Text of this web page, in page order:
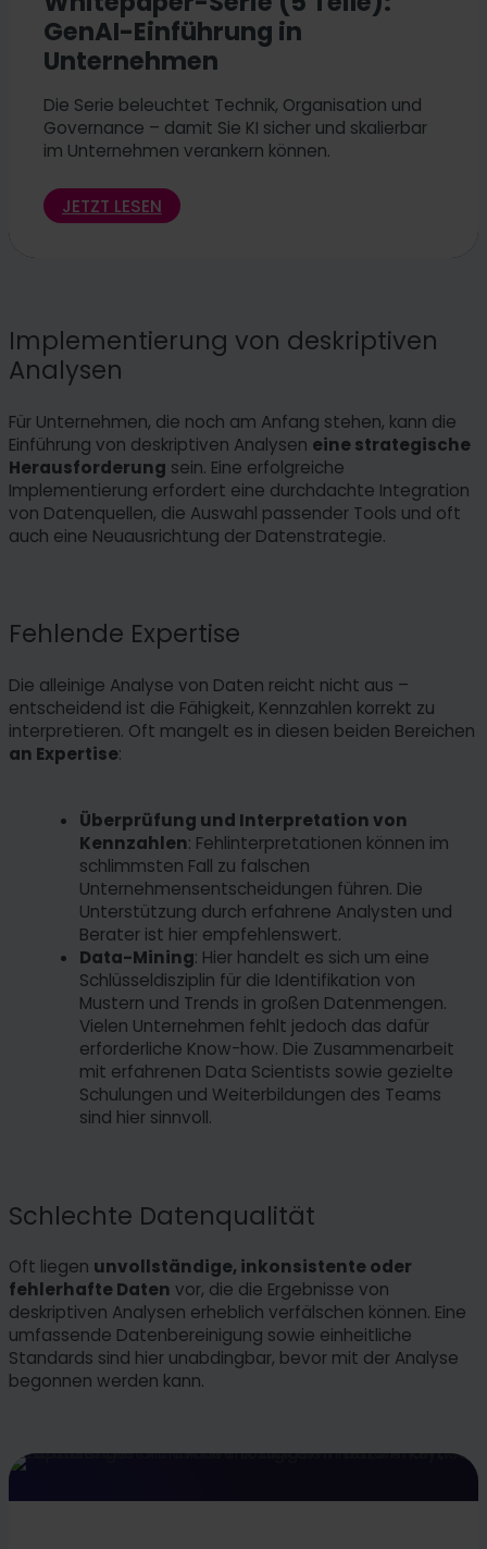
GenAI-Einführung in
Unternehmen
Die Serie beleuchtet Technik, Organisation und
Governance – damit Sie KI sicher und skalierbar
im Unternehmen verankern können.
JETZT LESEN
Implementierung von deskriptiven
Analysen
Für Unternehmen, die noch am Anfang stehen, kann die
Einführung von deskriptiven Analysen eine strategische
Herausforderung sein. Eine erfolgreiche
Implementierung erfordert eine durchdachte Integration
von Datenquellen, die Auswahl passender Tools und oft
auch eine Neuausrichtung der Datenstrategie.
Fehlende Expertise
Die alleinige Analyse von Daten reicht nicht aus –
entscheidend ist die Fähigkeit, Kennzahlen korrekt zu
interpretieren. Oft mangelt es in diesen beiden Bereichen
an Expertise:
Überprüfung und Interpretation von
Kennzahlen: Fehlinterpretationen können im
schlimmsten Fall zu falschen
Unternehmensentscheidungen führen. Die
Unterstützung durch erfahrene Analysten und
Berater ist hier empfehlenswert.
Data-Mining: Hier handelt es sich um eine
Schlüsseldisziplin für die Identifikation von
Mustern und Trends in großen Datenmengen.
Vielen Unternehmen fehlt jedoch das dafür
erforderliche Know-how. Die Zusammenarbeit
mit erfahrenen Data Scientists sowie gezielte
Schulungen und Weiterbildungen des Teams
sind hier sinnvoll.
Schlechte Datenqualität
Oft liegen unvollständige, inkonsistente oder
fehlerhafte Daten vor, die die Ergebnisse von
deskriptiven Analysen erheblich verfälschen können. Eine
umfassende Datenbereinigung sowie einheitliche
Standards sind hier unabdingbar, bevor mit der Analyse
begonnen werden kann.